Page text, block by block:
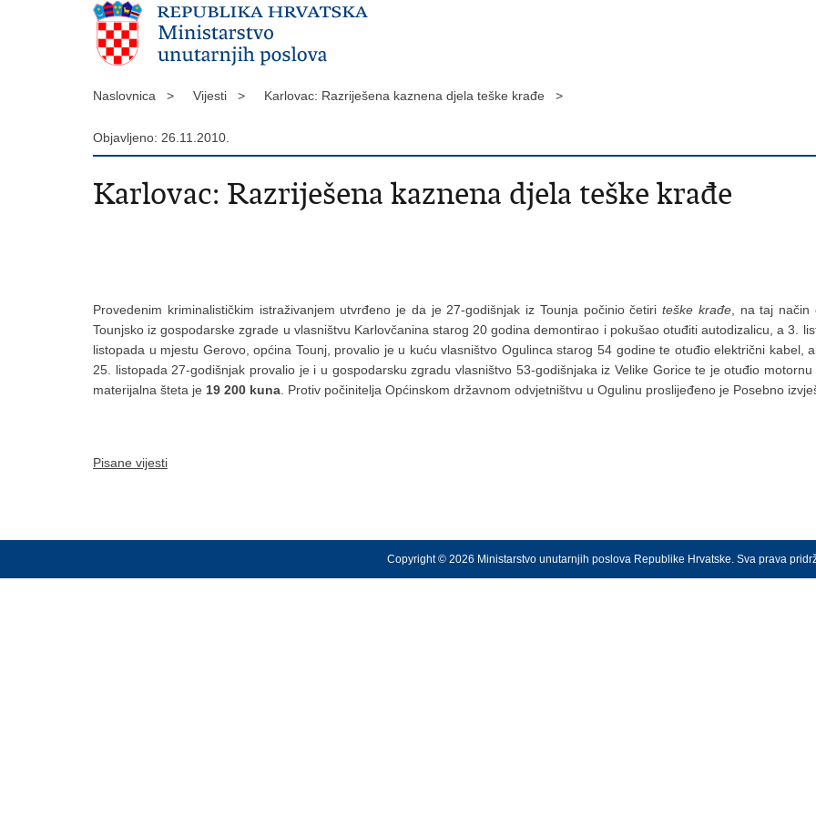
Naslovnica > Vijesti > Karlovac: Razriješena kaznena djela teške krađe >
Objavljeno: 26.11.2010.
Karlovac: Razriješena kaznena djela teške krađe
Provedenim kriminalističkim istraživanjem utvrđeno je da je 27-godišnjak iz Tounja počinio četiri teške krađe, na taj način
Tounjsko iz gospodarske zgrade u vlasništvu Karlovčanina starog 20 godina demontirao i pokušao otuđiti autodizalicu, a 3.
listopada u mjestu Gerovo, općina Tounj, provalio je u kuću vlasništvo Ogulinca starog 54 godine te otuđio električni kabel,
25. listopada 27-godišnjak provalio je i u gospodarsku zgradu vlasništvo 53-godišnjaka iz Velike Gorice te je otuđio
materijalna šteta je 19 200 kuna . Protiv počinitelja Općinskom državnom odvjetništvu u Ogulinu proslijeđeno je Posebno
Pisane vijesti
Copyright © 2026 Ministarstvo unutarnjih poslova Republike Hrvatske. Sva prava